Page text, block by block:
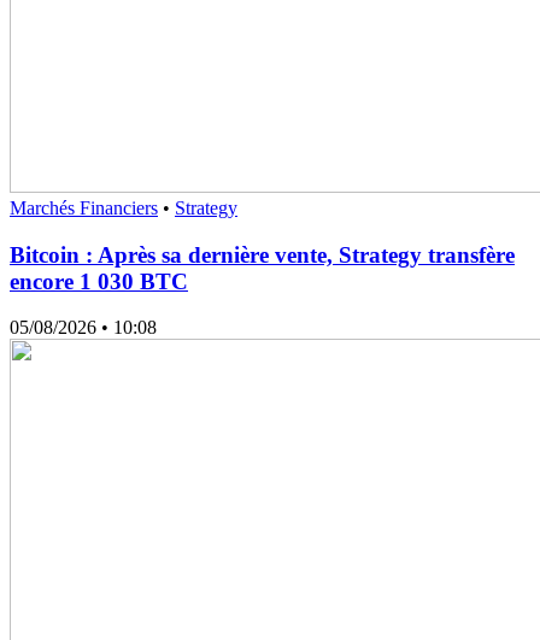
Marchés Financiers • Strategy
Bitcoin : Après sa dernière vente, Strategy transfère
encore 1 030 BTC
05/08/2026 • 10:08